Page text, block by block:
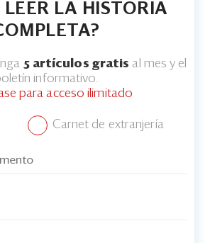
LEER LA HISTORIA
5 artículos gratis al mes y el
informativo.
para acceso ilimitado
Carnet de extranjería